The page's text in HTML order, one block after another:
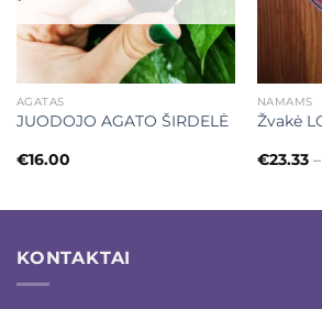
AGATAS
JUODOJO AGATO ŠIRDELĖ
€16.00
NAMAMS
Žvakė
€23.33 –
KONTAKTAI